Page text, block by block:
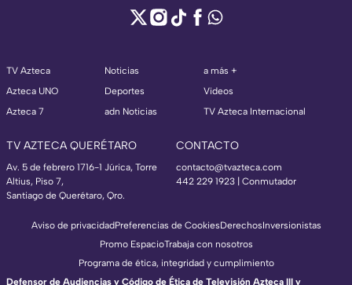
TV Azteca
Azteca UNO
Azteca 7
Noticias
Deportes
adn Noticias
a más +
Videos
TV Azteca Internacional
TV AZTECA QUERÉTARO
Av. 5 de febrero 1716-1 Júrica, Torre
Altius, Piso 7,
Santiago de Querétaro, Qro.
CONTACTO
contacto@tvazteca.com
442 229 1923 | Conmutador
Aviso de privacidadPreferencias de CookiesDerechosInversionistas
Promo EspacioTrabaja con nosotros
Programa de ética, integridad y cumplimiento
Defensor de Audiencias y Código de Ética de Televisión Azteca III y